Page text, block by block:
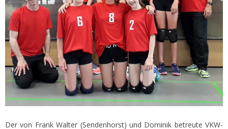
Der von Frank Walter (Sendenhorst) und Dominik betreute VKW-